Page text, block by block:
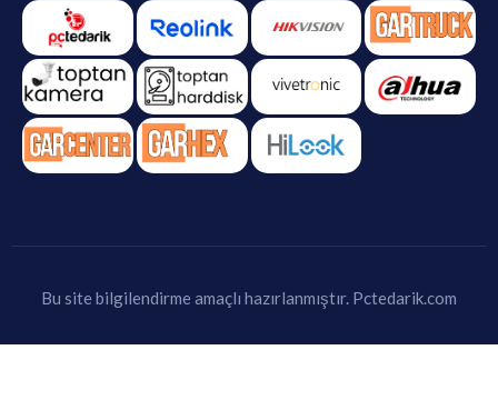
Bu site bilgilendirme amaçlı hazırlanmıştır. Pctedarik.com